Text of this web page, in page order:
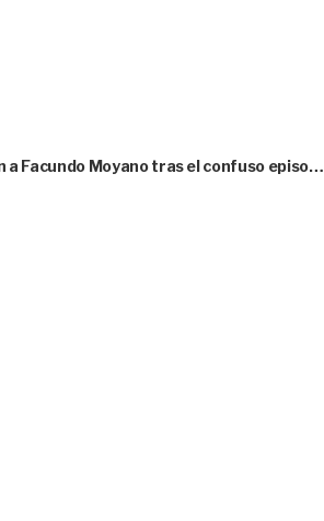
a Facundo Moyano tras el confuso episo…